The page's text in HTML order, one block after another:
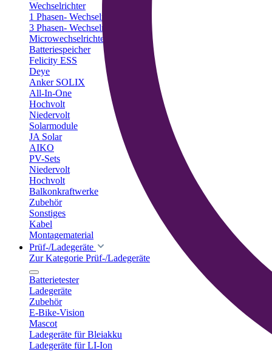
Wechselrichter
1 Phasen- Wechselrichter
3 Phasen- Wechselrichter
Microwechselrichter
Batteriespeicher
Felicity ESS
Deye
Anker SOLIX
All-In-One
Hochvolt
Niedervolt
Solarmodule
JA Solar
AIKO
PV-Sets
Niedervolt
Hochvolt
Balkonkraftwerke
Zubehör
Sonstiges
Kabel
Montagematerial
Prüf-/Ladegeräte
Zur Kategorie Prüf-/Ladegeräte
Batterietester
Ladegeräte
Zubehör
E-Bike-Vision
Mascot
Ladegeräte für Bleiakku
Ladegeräte für LI-Ion